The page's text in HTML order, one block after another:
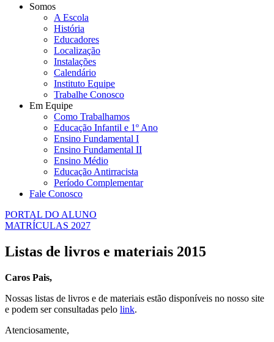
Somos
A Escola
História
Educadores
Localização
Instalações
Calendário
Instituto Equipe
Trabalhe Conosco
Em Equipe
Como Trabalhamos
Educação Infantil e 1º Ano
Ensino Fundamental I
Ensino Fundamental II
Ensino Médio
Educação Antirracista
Período Complementar
Fale Conosco
PORTAL DO ALUNO
MATRÍCULAS 2027
Listas de livros e materiais 2015
Caros Pais,
Nossas listas de livros e de materiais estão disponíveis no nosso site
e podem ser consultadas pelo link.
Atenciosamente,